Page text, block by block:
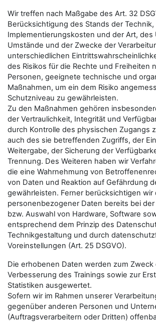
Wir treffen nach Maßgabe des Art. 32
Berücksichtigung des Stands der Technik,
Implementierungskosten und der Art, des
Umstände und der Zwecke der
unterschiedlichen
des Risikos für die Rechte und Freiheiten
Personen, geeignete technische und
Maßnahmen, um ein dem Risiko
Schutzniveau zu gewährleisten.
Zu den Maßnahmen gehören
der Vertraulichkeit, Integrität und
durch Kontrolle des physischen Zugangs
auch des sie betreffenden Zugriffs, der
Weitergabe, der Sicherung der
Trennung. Des Weiteren haben wir
die eine Wahrnehmung von
von Daten und Reaktion auf Gefährdung
gewährleisten. Ferner berücksichtigen wir
personenbezogener Daten bereits bei
bzw. Auswahl von Hardware, Software
entsprechend dem Prinzip des
Technikgestaltung und durch
Voreinstellungen (Art. 25 DSGVO).
Die erhobenen Daten werden zum Zweck
Verbesserung des Trainings sowie zur
Statistiken ausgewertet.
Sofern wir im Rahmen unserer
gegenüber anderen Personen und
(Auftragsverarbeitern oder Dritten)